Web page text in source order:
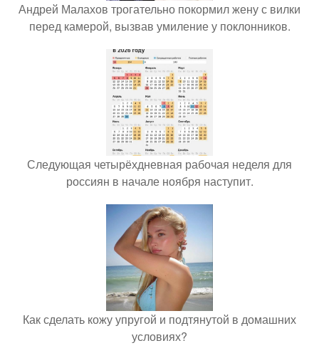
Андрей Малахов трогательно покормил жену с вилки
перед камерой, вызвав умиление у поклонников.
Следующая четырёхдневная рабочая неделя для
россиян в начале ноября наступит.
Как сделать кожу упругой и подтянутой в домашних
условиях?